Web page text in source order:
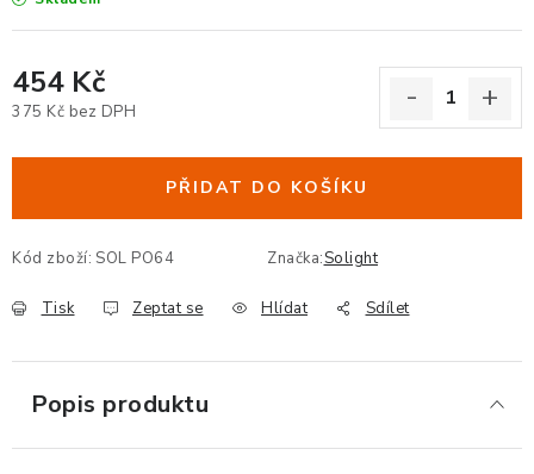
ERGONOMICKÉ MYŠI
PREZENTAČNÍ SYSTÉMY
DRŽÁKY NA TABLET - MOBIL
ERGONOMICKÉ PRODUKTY
PODLOŽKY POD MYŠ A ZÁPĚSTÍ
454 Kč
375 Kč bez DPH
PŘIDAT DO KOŠÍKU
Kód zboží: SOL PO64 Značka:Solight
Tisk Zeptat se Hlídat Sdílet
Popis produktu